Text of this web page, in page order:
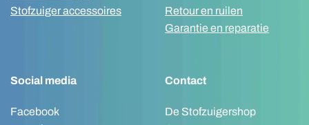
Stofzuiger accessoires
Retour en ruilen
Garantie en reparatie
Social media
Facebook
Contact
De Stofzuigershop